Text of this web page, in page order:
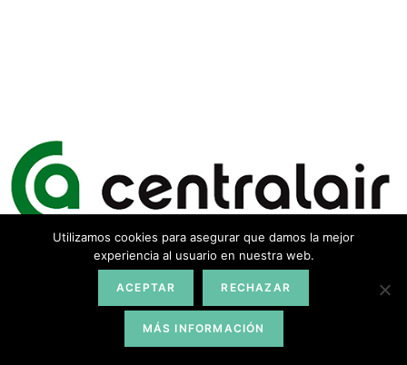
Utilizamos cookies para asegurar que damos la mejor
experiencia al usuario en nuestra web.
ACEPTAR RECHAZAR
MÁS INFORMACIÓN